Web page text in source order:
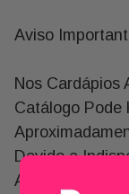
Aviso
Nos Cardápios
Catálogo Pode
Devido a
Atacadistas,